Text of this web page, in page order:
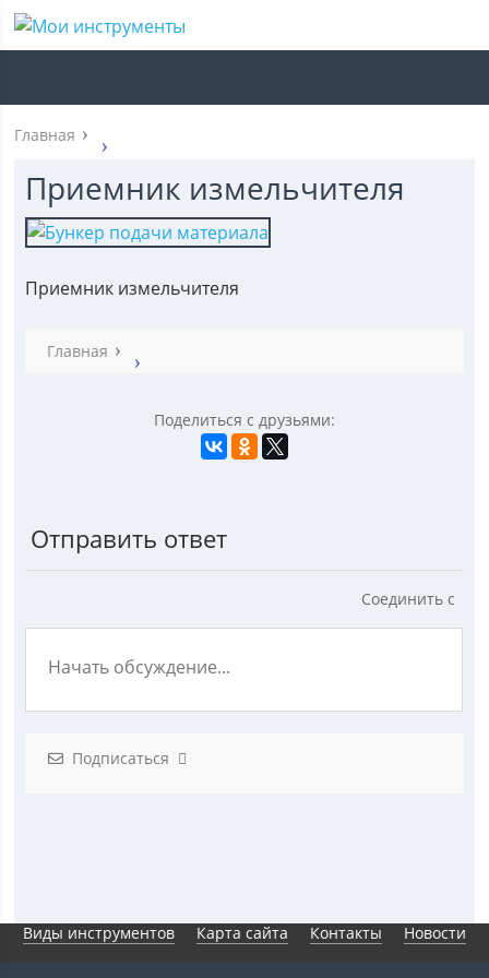
Главная
Приемник измельчителя
Приемник измельчителя
Главная
Поделиться с друзьями:
Отправить ответ
Соединить с
Подписаться
Виды инструментов Карта сайта Контакты Новости